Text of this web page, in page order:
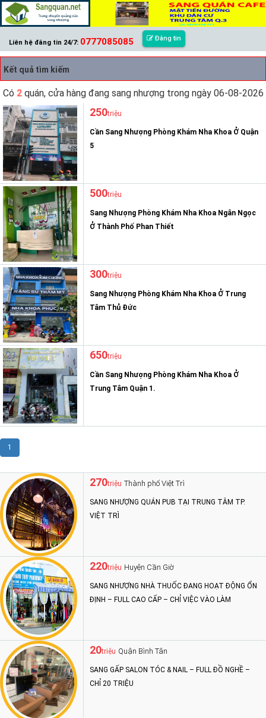
Liên hệ đăng tin 24/7: 0777085085 Đăng tin
Kết quả tìm kiếm
Có 2quán, cửa hàng đang sang nhượng trong ngày 06-08-2026
250triệu
Cần Sang Nhượng Phòng Khám Nha Khoa Ở Quận
5
500triệu
Sang Nhượng Phòng Khám Nha Khoa Ngân Ngọc
Ở Thành Phố Phan Thiết
300triệu
Sang Nhượng Phòng Khám Nha Khoa Ở Trung
Tâm Thủ Đức
650triệu
Cần Sang Nhượng Phòng Khám Nha Khoa Ở
Trung Tâm Quận 1.
1
270triệu Thành phố Việt Trì
SANG NHƯỢNG QUÁN PUB TẠI TRUNG TÂM TP.
VIỆT TRÌ
220triệu Huyện Cần Giờ
SANG NHƯỢNG NHÀ THUỐC ĐANG HOẠT ĐỘNG ỔN
ĐỊNH – FULL CAO CẤP – CHỈ VIỆC VÀO LÀM
20triệu Quận Bình Tân
SANG GẤP SALON TÓC & NAIL – FULL ĐỒ NGHỀ –
CHỈ 20 TRIỆU